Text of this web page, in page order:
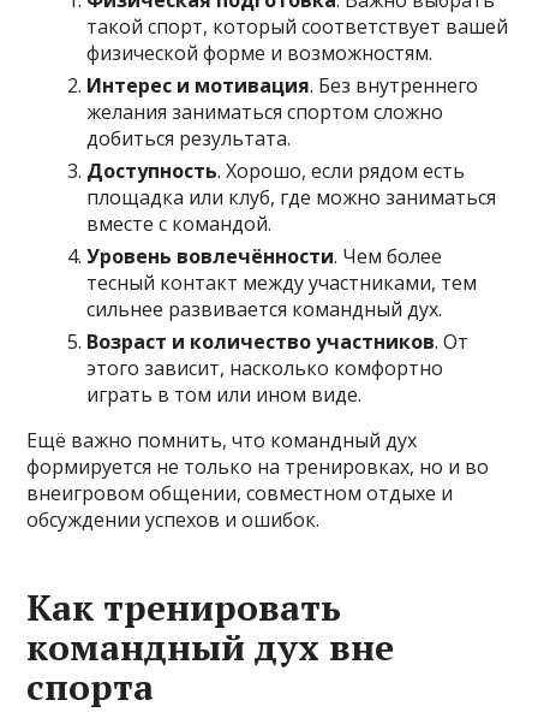
такой спорт, который соответствует вашей
физической форме и возможностям.
Интерес и мотивация. Без внутреннего
желания заниматься спортом сложно
добиться результата.
Доступность. Хорошо, если рядом есть
площадка или клуб, где можно заниматься
вместе с командой.
Уровень вовлечённости. Чем более
тесный контакт между участниками, тем
сильнее развивается командный дух.
Возраст и количество участников. От
этого зависит, насколько комфортно
играть в том или ином виде.
Ещё важно помнить, что командный дух
формируется не только на тренировках, но и во
внеигровом общении, совместном отдыхе и
обсуждении успехов и ошибок.
Как тренировать
командный дух вне
спорта